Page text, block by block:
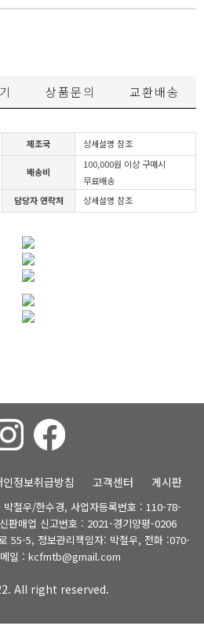
상품문의 교환배송
제조국 상세설명 참조
배송비
100,000원 이상 구매시
무료배송
담당자 연락처 상세설명 참조
인정보취급방침 고객센터 게시판
철우/한수경, 사업자등록번호 : 110-78-
판매업 신고번호 : 2021-경기양평-0206
55-5, 정보관리책임자: 박철우, 전화 :070-
일 : kcfmtb@gmail.com
All right reserved.